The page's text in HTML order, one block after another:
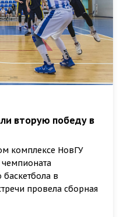
вторую победу в
комплексе НовГУ
баскетбола в
провела сборная